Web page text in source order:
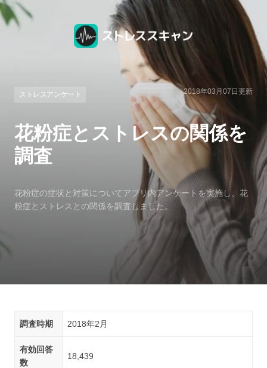
ストレスアンケート 2018年03月07日 更新
花粉症とストレスの関係を
調査
花粉症の症状と対策についてアプリ内アンケートを実施し、花
粉症とストレスとの関係を調査しました。
調査時期 2018年2月
有効回答
数
18,439